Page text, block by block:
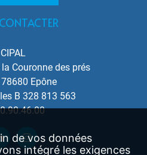
CIPAL
Couronne des prés
Epône
B 328 813 563
de vos données
intégré les exigences